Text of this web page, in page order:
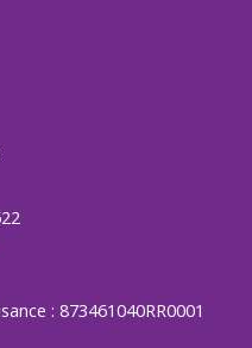
: 873461040RR0001